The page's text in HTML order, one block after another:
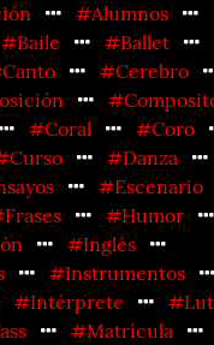
#Alumnos
#Baile
#Ballet
#Cerebro
#Coral
#Coro
#Danza
#Escenario
#Humor
#Inglés
#Instrumentos
#Intérprete
#Matrícula